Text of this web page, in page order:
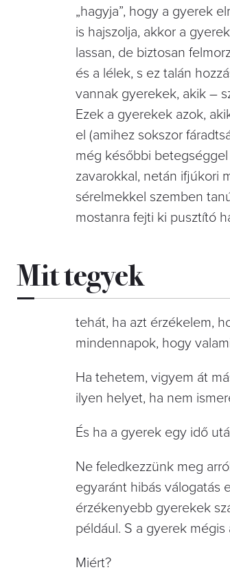
„hagyja”, hogy a gyerek
is hajszolja, akkor a
lassan, de biztosan
és a lélek, s ez talán
vannak gyerekek, akik –
Ezek a gyerekek azok,
el (amihez sokszor
még későbbi
zavarokkal, netán ifjúkori
sérelmekkel szemben
mostanra fejti ki pusztító
Mit tegyek
tehát, ha azt érzékelem,
mindennapok, hogy
Ha tehetem, vigyem át
ilyen helyet, ha nem
És ha a gyerek egy idő
Ne feledkezzünk meg
egyaránt hibás válogatás
érzékenyebb gyerekek
például. S a gyerek
Miért?